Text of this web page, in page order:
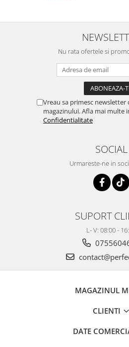
Nu rata ofertele si
Vreau sa primesc
magazinului. Afla mai multe
Confidentialitate
SOCIAL
Urmareste-ne in
SUPORT
L- V: 08:00 -
MAGAZINUL
CLIENTI
DATE